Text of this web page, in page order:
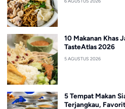
10 Makanan Khas
TasteAtlas 2026
5 AGUSTUS 2026
5 Tempat Makan
Terjangkau,